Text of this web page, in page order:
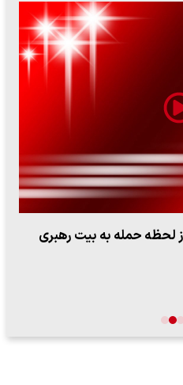
لحظه حمله به بیت رهبری